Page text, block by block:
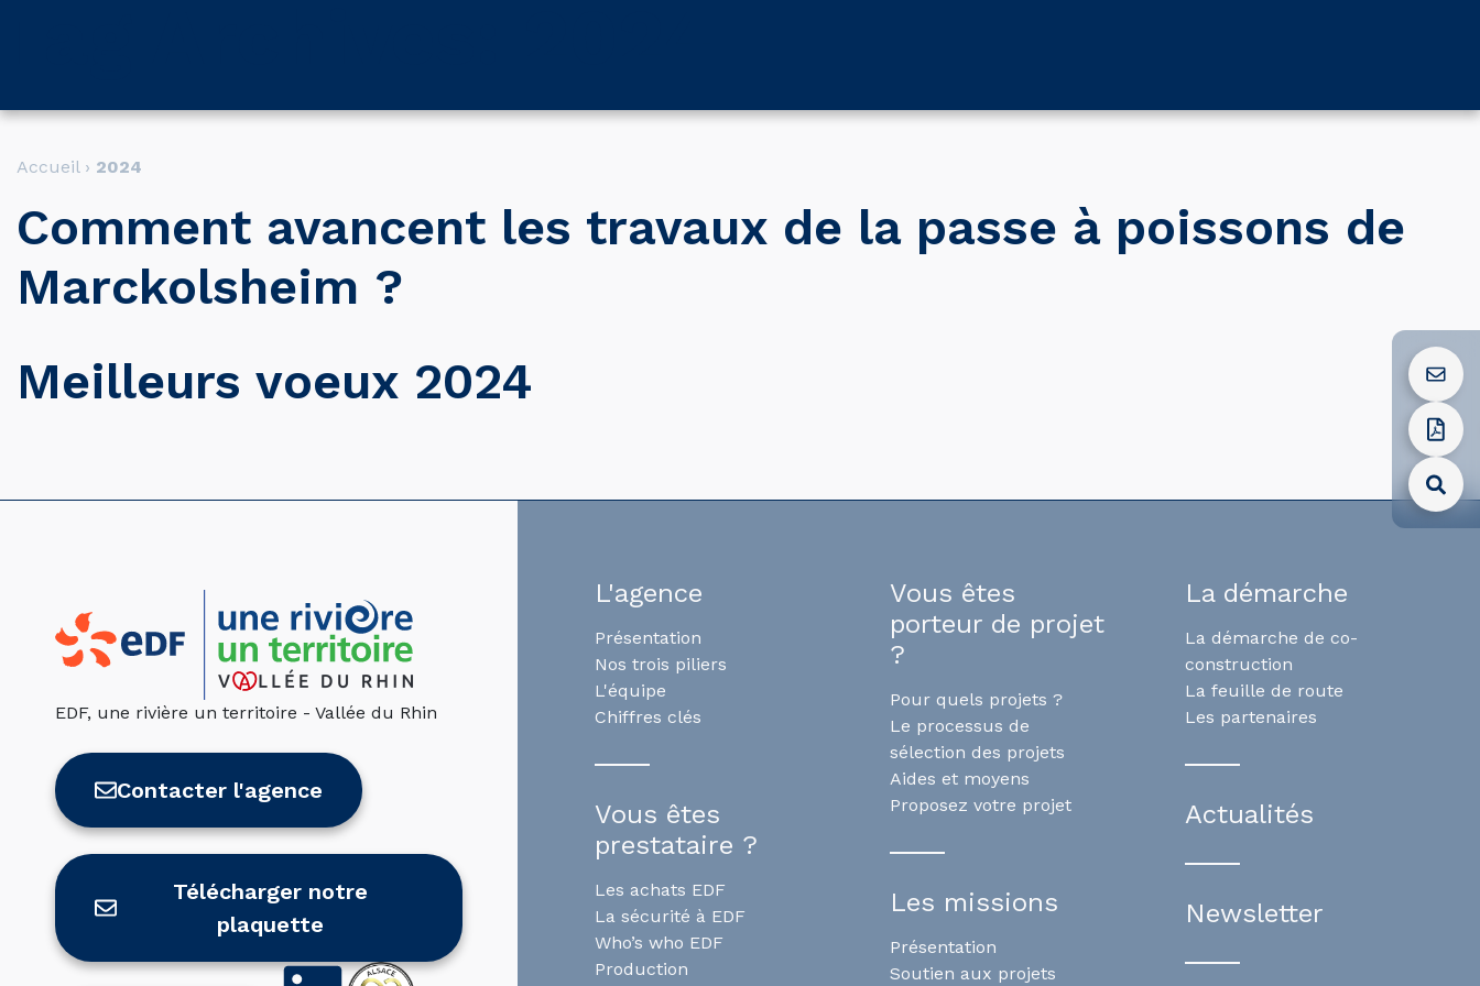
Accueil› 2024
Comment avancent les travaux de la passe à poissons de
Marckolsheim ?
Meilleurs voeux 2024
EDF, une rivière un territoire - Vallée du Rhin
Contacter l'agence
Télécharger notre
plaquette
L'agence
Présentation
Nos trois piliers
L'équipe
Chiffres clés
Vous êtes
prestataire ?
Les achats EDF
La sécurité à EDF
Who’s who EDF
Production
Vous êtes
porteur de projet
?
Pour quels projets ?
Le processus de
sélection des projets
Aides et moyens
Proposez votre projet
Les missions
Présentation
Soutien aux projets
La démarche
La démarche de co-
construction
La feuille de route
Les partenaires
Actualités
Newsletter